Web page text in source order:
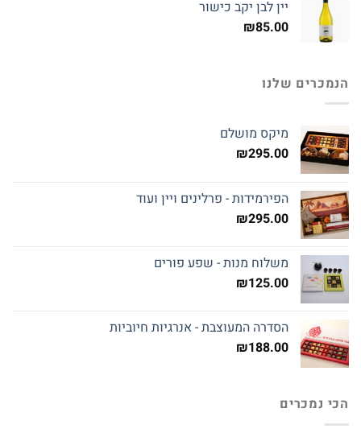
יין לבן יקב כישור
₪85.00
הנמכרים שלנו
מיקס מושלם
₪295.00
הפירמידות - פרלינים ויין ועוד
₪295.00
משלוח מנות - שפע פורים
₪125.00
הסדרה המעוצבת - אנרגיות חיוביות
₪188.00
הכי נמכרים